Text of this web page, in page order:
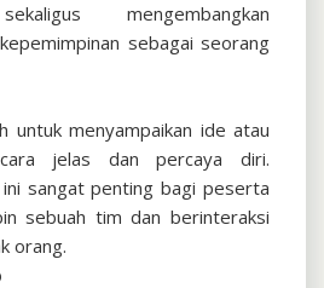
mengembangkan
sebagai seorang
untuk menyampaikan ide atau
jelas dan percaya diri.
sangat penting bagi peserta
sebuah tim dan berinteraksi
orang.